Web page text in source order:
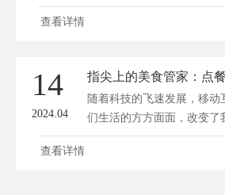
如...
查看详情
14
2024.04
随着科技的飞速发展，移动
们生活的方方面面，改变了
消...
查看详情